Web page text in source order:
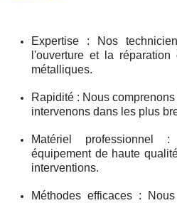
Expertise : Nos
l'ouverture et la
métalliques.
Rapidité : Nous
intervenons dans les plus
Matériel professionnel
équipement de haute
interventions.
Méthodes efficaces :